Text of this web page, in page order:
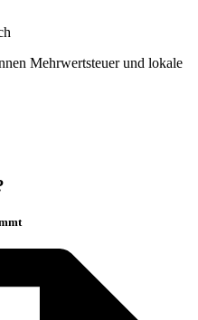
Mehrwertsteuer und lokale